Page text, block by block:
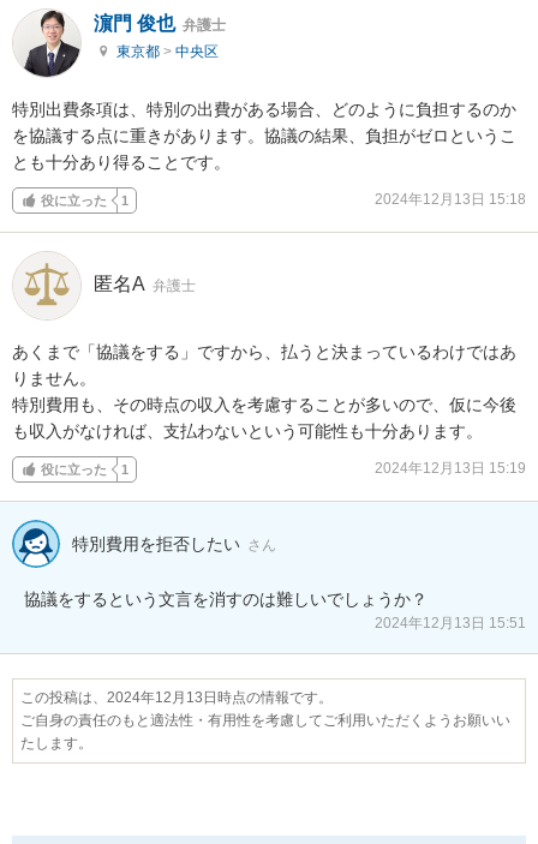
濵門 俊也 弁護士
東京都 > 中央区
特別出費条項は、特別の出費がある場合、どのように負担するのか
を協議する点に重きがあります。協議の結果、負担がゼロというこ
とも十分あり得ることです。
役に立った 1 2024年12月13日 15:18
匿名A 弁護士
あくまで「協議をする」ですから、払うと決まっているわけではあ
りません。
特別費用も、その時点の収入を考慮することが多いので、仮に今後
も収入がなければ、支払わないという可能性も十分あります。
役に立った 1 2024年12月13日 15:19
特別費用を拒否したい さん
協議をするという文言を消すのは難しいでしょうか？
2024年12月13日 15:51
この投稿は、2024年12月13日時点の情報です。
ご自身の責任のもと適法性・有用性を考慮してご利用いただくようお願いい
たします。